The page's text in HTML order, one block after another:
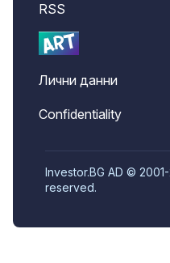
RSS
Лични данни
Confidentiality
Investor.BG AD ©
reserved.